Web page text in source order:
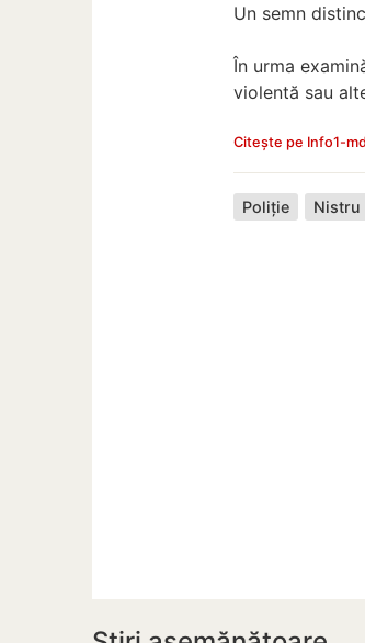
Un semn
În urma
violentă sau
Citește pe Info1-
Poliție Nistru